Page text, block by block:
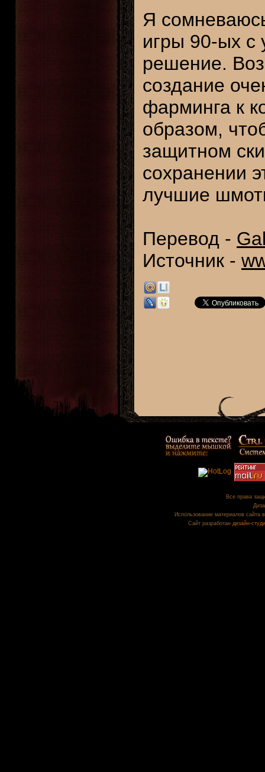
Я
игры 90-ых с
решение.
создание
фарминга к
образом,
защитном
сохранении
лучшие
Перевод -
Источник -
Все права
Использование материалов сайта
Сайт разработан дизайн-